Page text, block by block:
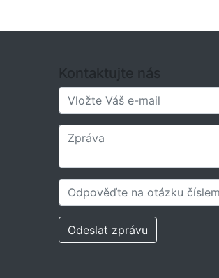
Kontaktujte nás
Odeslat zprávu